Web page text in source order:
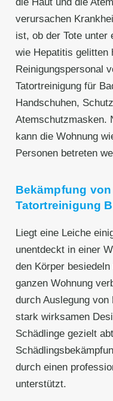
verursachen
ist, ob der Tote unter
wie Hepatitis gelitten
Reinigungspersonal
Tatortreinigung für
Handschuhen,
Atemschutzmasken.
kann die Wohnung
Personen betreten
Bekämpfung
Tatortreinigung
Liegt eine Leiche
unentdeckt in einer
den Körper
ganzen Wohnung
durch Auslegung von
stark wirksamen
Schädlinge gezielt
durch einen
unterstützt.